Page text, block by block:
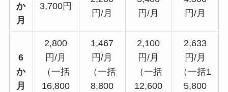
か
月
3,700円
円/月
円/月
円/月
6
か
月
2,800
円/月
（一括
16,800
1,467
円/月
（一括
8,800
2,100
円/月
（一括
12,600
2,633
円/月
（一括1
5,800